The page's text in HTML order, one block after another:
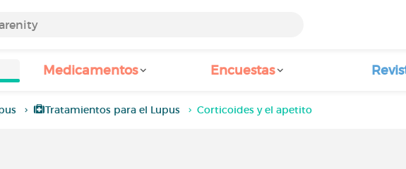
Medicamentos Encuestas
Tratamientos para el Lupus Corticoides y el apetito